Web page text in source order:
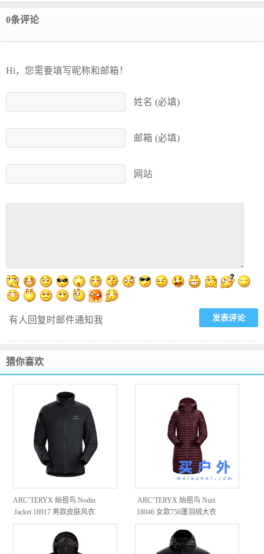
0条评论
Hi，您需要填写昵称和邮箱！
姓名 (必填)
邮箱 (必填)
网站
有人回复时邮件通知我
猜你喜欢
ARC’TERYX 始祖鸟 Nodin
Jacket 18917 男款皮肤风衣
ARC’TERYX 始祖鸟 Nuri
18046 女款750蓬羽绒大衣